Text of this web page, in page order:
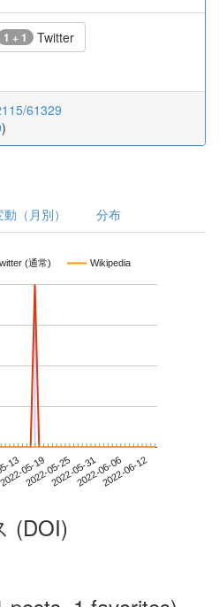
1 + 1 Twitter
61329
)
動（月別） 分布
(通常) Wikipedia
1305-19
2022-05-252022-05-312022-06-062022-06-12
(DOI)